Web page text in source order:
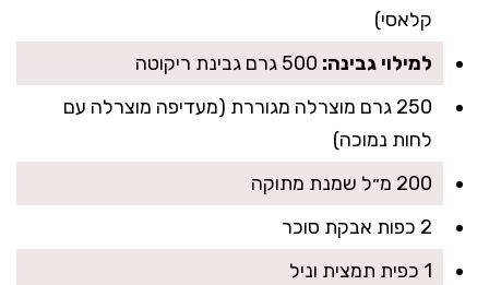
קלאסי)
למילוי גבינה:
250 גרם מוצרלה מגוררת (מעדיפה מוצרלה עם
לחות נמוכה)
200 מ״ל שמנת מתוקה
2 כפות אבקת סוכר
1 כפית תמצית וניל